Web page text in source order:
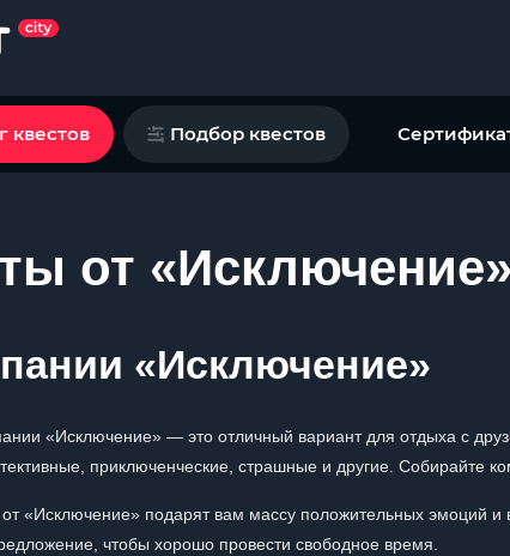
квестов Подбор квестов
от
«Исключение»
«Исключение» — это отличный вариант для отдыха с
приключенческие, страшные и другие. Собирайте
от «Исключение» подарят вам массу положительных эмоций
чтобы хорошо провести свободное время.